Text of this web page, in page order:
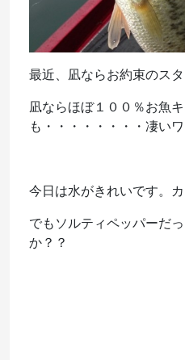
最近、凪ならお約束のス
凪ならほぼ１００％お魚
も・・・・・・・・凄い
今日は水がきれいです。カ
でもソルティペッパーだ
か？？